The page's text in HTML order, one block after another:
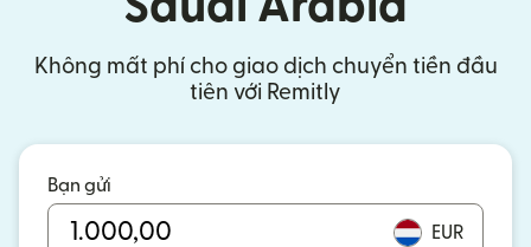
Không mất phí cho giao dịch chuyển tiền đầu
tiên với Remitly
Bạn gửi
EUR